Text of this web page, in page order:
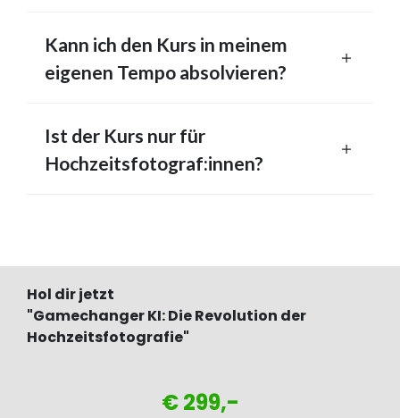
Kann ich den Kurs in meinem
eigenen Tempo absolvieren?
Ist der Kurs nur für
Hochzeitsfotograf:innen?
Hol dir jetzt
"Gamechanger KI: Die Revolution der
Hochzeitsfotografie"
€ 299,-